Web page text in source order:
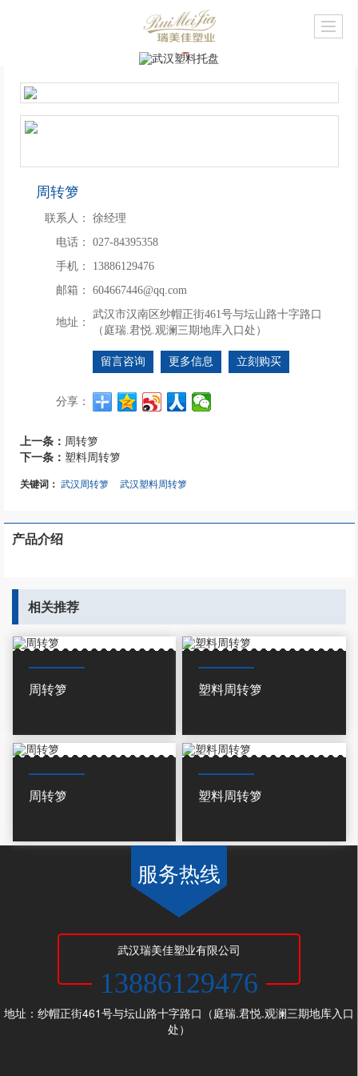
周转箩
联系人：
徐经理
电话：
027-84395358
手机：
13886129476
邮箱：
604667446@qq.com
地址：
武汉市汉南区纱帽正街461号与坛山路十字路口
（庭瑞.君悦.观澜三期地库入口处）
留言咨询 更多信息 立刻购买
分享：
上一条： 周转箩
下一条： 塑料周转箩
关键词： 武汉周转箩 武汉塑料周转箩
产品介绍
相关推荐
周转箩 塑料周转箩
周转箩 塑料周转箩
服务热线
武汉瑞美佳塑业有限公司
13886129476
地址：纱帽正街461号与坛山路十字路口（庭瑞.君悦.观澜三期地库入口
处）